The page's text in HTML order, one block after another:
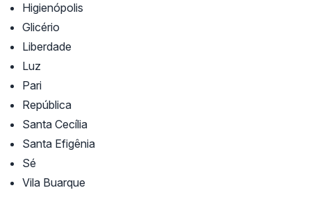
Higienópolis
Glicério
Liberdade
Luz
Pari
República
Santa Cecília
Santa Efigênia
Sé
Vila Buarque